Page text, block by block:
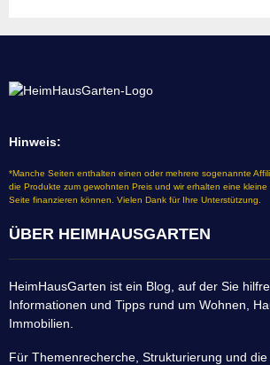
Hinweis:
*Manche Seiten enthalten einen oder mehrere sogenannte
die Produkte zum gewohnten Preis und wir erhalten eine kleine
Seite finanzieren können. Vielen Dank für Ihre Unterstützung.
ÜBER HEIMHAUSGARTEN
HeimHausGarten ist ein Blog, auf der Sie
Informationen und Tipps rund um Wohnen,
Immobilien.
Für Themenrecherche, Strukturierung und